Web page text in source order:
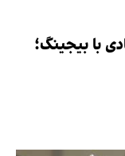
با بیجینگ؛